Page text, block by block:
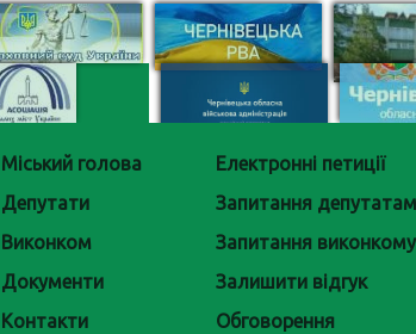
Міський голова
Депутати
Виконком
Документи
Контакти
Електронні петиції
Запитання депутатам
Запитання виконкому
Залишити відгук
Обговорення